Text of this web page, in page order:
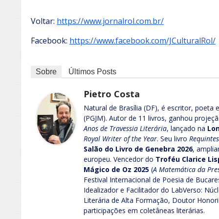
Voltar: https://www.jornalrol.com.br/
Facebook: https://www.facebook.com/JCulturalRol/
Sobre Últimos Posts
Pietro Costa
Natural de Brasília (DF), é escritor, poeta
(PGJM). Autor de 11 livros, ganhou
Anos de Travessia Literária, lançado na
Royal Writer of the Year. Seu livro
Salão do Livro de Genebra 2026,
europeu. Vencedor do Troféu Clarice
Mágico de Oz 2025 (A Matemática da
Festival Internacional de Poesia de
Idealizador e Facilitador do LabVerso:
Literária de Alta Formação, Doutor
participações em coletâneas literárias.